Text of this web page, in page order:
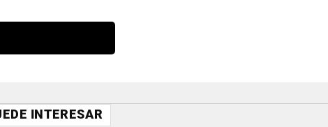
INTERESAR